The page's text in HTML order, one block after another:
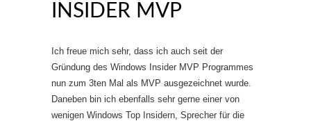
INSIDER MVP
Ich freue mich sehr, dass ich auch seit der
Gründung des Windows Insider MVP Programmes
nun zum 3ten Mal als MVP ausgezeichnet wurde.
Daneben bin ich ebenfalls sehr gerne einer von
wenigen Windows Top Insidern, Sprecher für die